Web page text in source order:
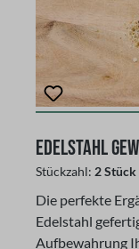
Edelstahl
Stückzahl: 2 Stück
Die perfekte
Edelstahl
Aufbewahrung